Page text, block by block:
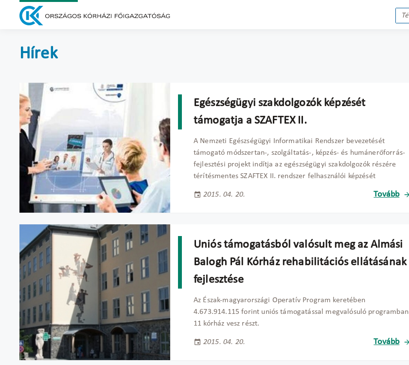
Hírek
Egészségügyi szakdolgozók képzését
támogatja a SZAFTEX II.
A Nemzeti Egészségügyi Informatikai Rendszer bevezetését
támogató módszertan-, szolgáltatás-, képzés- és humánerőforrás-
fejlesztési projekt indítja az egészségügyi szakdolgozók részére
térítésmentes SZAFTEX II. rendszer felhasználói képzését
2015. 04. 20. Tovább
Uniós támogatásból valósult meg az Almási
Balogh Pál Kórház rehabilitációs ellátásának
fejlesztése
Az Észak-magyarországi Operatív Program keretében
4.673.914.115 forint uniós támogatással megvalósuló programban
11 kórház vesz részt.
2015. 04. 20. Tovább